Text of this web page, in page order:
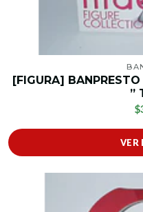
[FIGURA]
”
VER